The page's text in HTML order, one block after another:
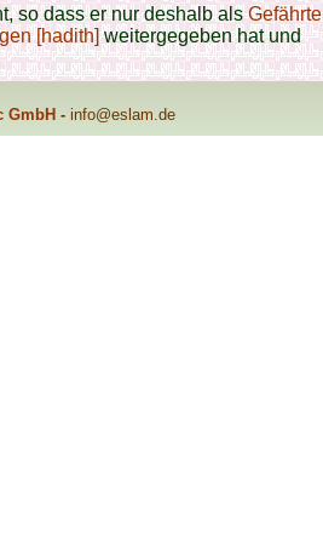
so dass er nur deshalb alsGefährte
[hadith]weitergegeben hat und
GmbH - info@eslam.de